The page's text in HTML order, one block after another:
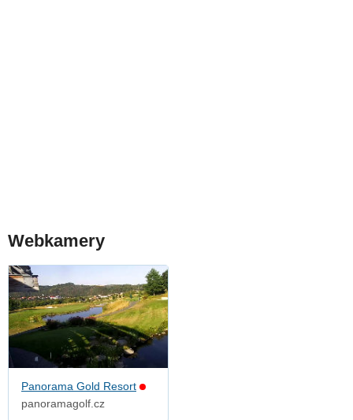
Webkamery
Panorama Gold Resort
panoramagolf.cz